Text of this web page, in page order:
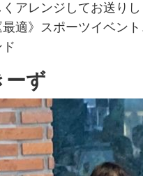
アレンジしてお送り
適》スポーツイベン
ず